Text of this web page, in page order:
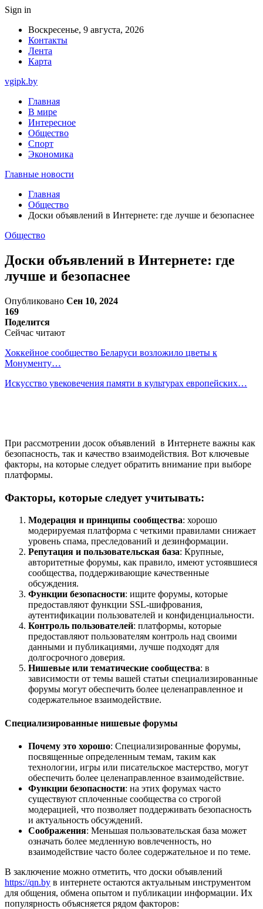
Sign in
Воскресенье, 9 августа, 2026
Контакты
Лента
Карта
vgipk.by
Главная
В мире
Интересное
Общество
Спорт
Экономика
Главные новости
Главная
Общество
Доски объявлений в Интернете: где лучше и безопаснее
Общество
Доски объявлений в Интернете: где
лучше и безопаснее
Опубликовано Сен 10, 2024
169
Поделится
Сейчас читают
Хоккейное сообщество Беларуси возложило цветы к
Монументу…
Искусство увековечения памяти в культурах европейских…
При рассмотрении досок объявлений в Интернете важны как
безопасность, так и качество взаимодействия. Вот ключевые
факторы, на которые следует обратить внимание при выборе
платформы.
Факторы, которые следует учитывать:
Модерация и принципы сообщества: хорошо
модерируемая платформа с четкими правилами снижает
уровень спама, преследований и дезинформации.
Репутация и пользовательская база: Крупные,
авторитетные форумы, как правило, имеют устоявшиеся
сообщества, поддерживающие качественные
обсуждения.
Функции безопасности: ищите форумы, которые
предоставляют функции SSL-шифрования,
аутентификации пользователей и конфиденциальности.
Контроль пользователей: платформы, которые
предоставляют пользователям контроль над своими
данными и публикациями, лучше подходят для
долгосрочного доверия.
Нишевые или тематические сообщества: в
зависимости от темы вашей статьи специализированные
форумы могут обеспечить более целенаправленное и
содержательное взаимодействие.
Специализированные нишевые форумы
Почему это хорошо: Специализированные форумы,
посвященные определенным темам, таким как
технологии, игры или писательское мастерство, могут
обеспечить более целенаправленное взаимодействие.
Функции безопасности: на этих форумах часто
существуют сплоченные сообщества со строгой
модерацией, что позволяет поддерживать безопасность
и актуальность обсуждений.
Соображения: Меньшая пользовательская база может
означать более медленную вовлеченность, но
взаимодействие часто более содержательное и по теме.
В заключение можно отметить, что доски объявлений
https://qn.by в интернете остаются актуальным инструментом
для общения, обмена опытом и публикации информации. Их
популярность объясняется рядом факторов: